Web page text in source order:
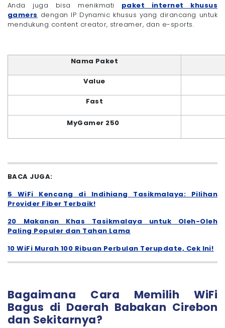
Anda juga bisa menikmati paket internet khusus
gamers dengan IP Dynamic khusus yang dirancang untuk
mendukung content creator, streamer, dan e-sports.
Nama Paket
Value
Fast
MyGamer 250
BACA JUGA:
5 WiFi Kencang di Indihiang Tasikmalaya: Pilihan
Provider Fiber Terbaik!
20 Makanan Khas Tasikmalaya untuk Oleh-Oleh
Paling Populer dan Tahan Lama
10 WiFi Murah 100 Ribuan Perbulan Terupdate, Cek Ini!
Bagaimana Cara Memilih WiFi
Bagus di Daerah Babakan Cirebon
dan Sekitarnya?